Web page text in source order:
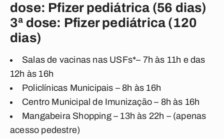
dose: Pfizer pediátrica (56 dias)
3ª dose: Pfizer pediátrica (120
dias)
Salas de vacinas nas USFs*– 7h às 11h e das
12h às 16h
Policlínicas Municipais – 8h às 16h
Centro Municipal de Imunização – 8h às 16h
Mangabeira Shopping – 13h às 22h – (apenas
acesso pedestre)